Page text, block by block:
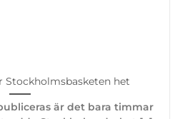
Stockholmsbasketen het
är det bara timmar